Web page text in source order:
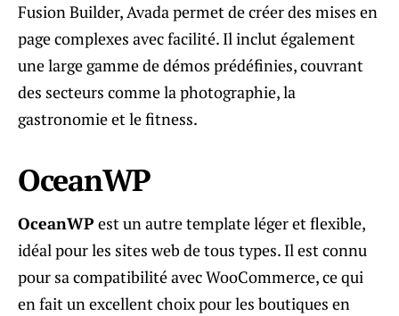
Fusion Builder, Avada permet de créer des mises en
page complexes avec facilité. Il inclut également
une large gamme de démos prédéfinies, couvrant
des secteurs comme la photographie, la
gastronomie et le fitness.
OceanWP
OceanWP est un autre template léger et flexible,
idéal pour les sites web de tous types. Il est connu
pour sa compatibilité avec WooCommerce, ce qui
en fait un excellent choix pour les boutiques en